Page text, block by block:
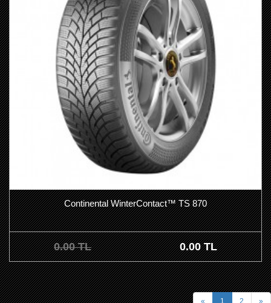
Continental WinterContact™ TS 870
0.00 TL 0.00 TL
« 1 2 »